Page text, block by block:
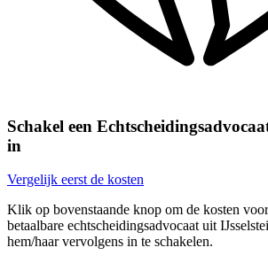
Schakel een
in
Vergelijk eerst de kosten
Klik op bovenstaande knop om de kosten
betaalbare echtscheidingsadvocaat uit
hem/haar vervolgens in te schakelen.